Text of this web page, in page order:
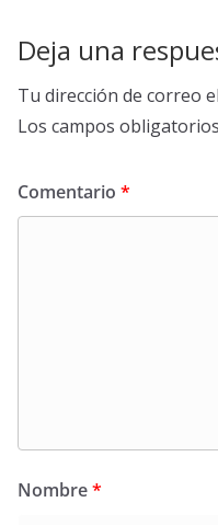
Deja una
Tu dirección de correo
Los campos
Comentario *
Nombre*